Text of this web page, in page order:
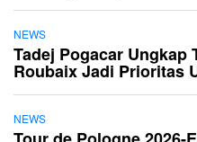
NEWS
Tadej Pogacar Ungkap
Roubaix Jadi Prioritas
NEWS